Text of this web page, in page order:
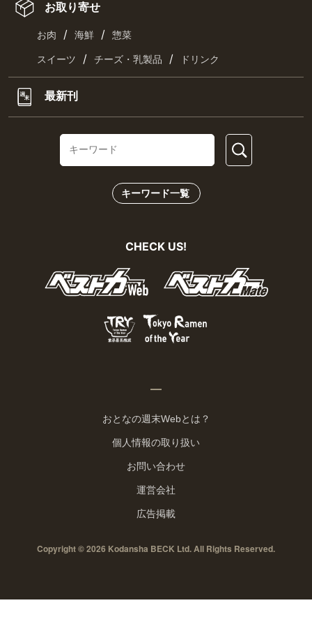
お取り寄せ
お肉 / 海鮮 / 惣菜
スイーツ / チーズ・乳製品 / ドリンク
最新刊
キーワード一覧
CHECK US!
おとなの週末Webとは？
個人情報の取り扱い
お問い合わせ
運営会社
広告掲載
Copyright © 2026 Kodansha BECK Ltd. All Rights Reserved.